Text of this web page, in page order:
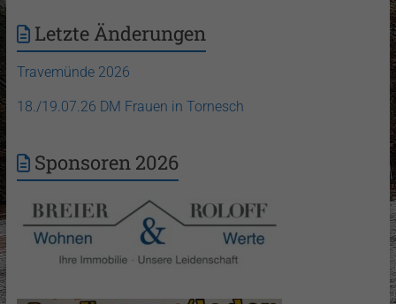
Letzte Änderungen
Travemünde 2026
18./19.07.26 DM Frauen in Tornesch
Sponsoren 2026